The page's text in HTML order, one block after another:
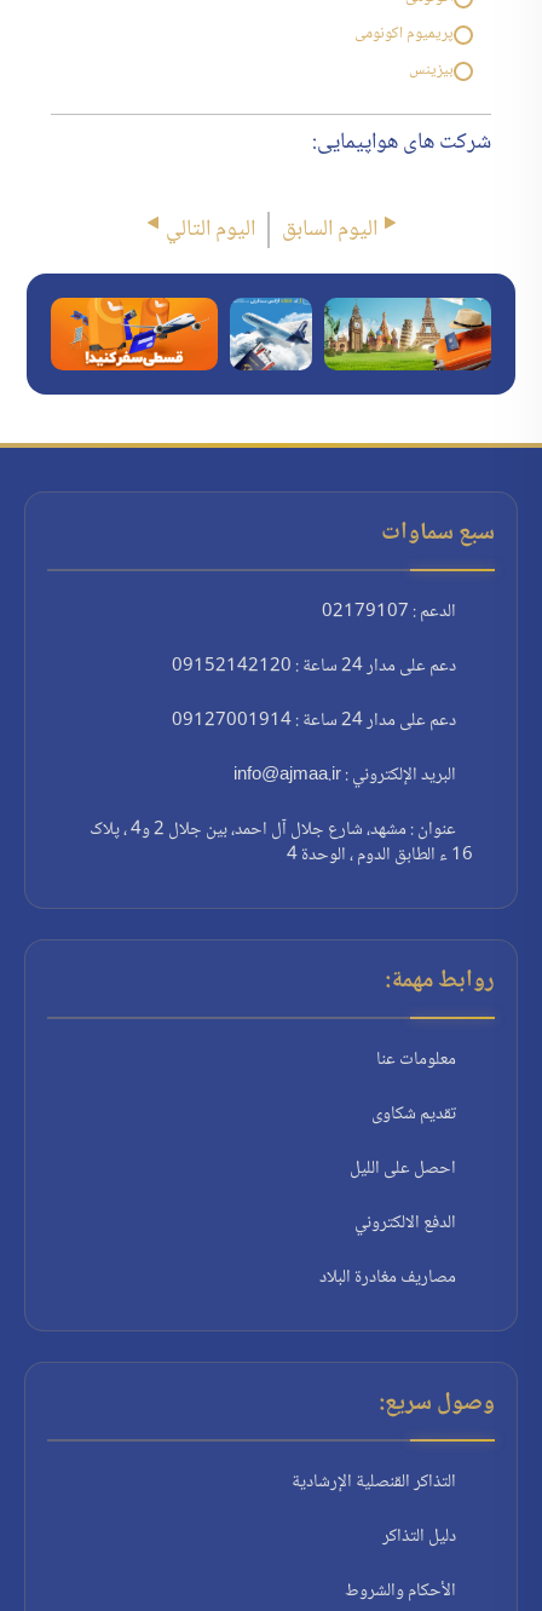
پریمیوم اکونومی
بیزینس
شرکت های هواپیمایی:
اليوم السابق اليوم التالي
سبع سماوات
الدعم : 02179107
دعم على مدار 24 ساعة : 09152142120
دعم على مدار 24 ساعة : 09127001914
البريد الإلكتروني : info@ajmaa.ir
عنوان : مشهد، شارع جلال آل احمد، بين جلال 2 و4 ، پلاک
16 ء الطابق الدوم ، الوحدة 4
روابط مهمة:
معلومات عنا
تقديم شكاوى
احصل على الليل
الدفع الالكتروني
مصاريف مغادرة البلاد
وصول سريع:
التذاكر القنصلية الإرشادية
دليل التذاكر
الأحكام والشروط